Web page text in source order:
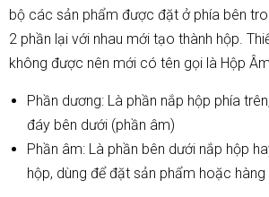
bộ các sản phẩm được đặt ở phía bên
2 phần lại với nhau mới tạo thành hộp.
không được nên mới có tên gọi là Hộp
Phần dương: Là phần nắp hộp phía
đáy bên dưới (phần âm)
Phần âm: Là phần bên dưới nắp hộp
hộp, dùng để đặt sản phẩm hoặc